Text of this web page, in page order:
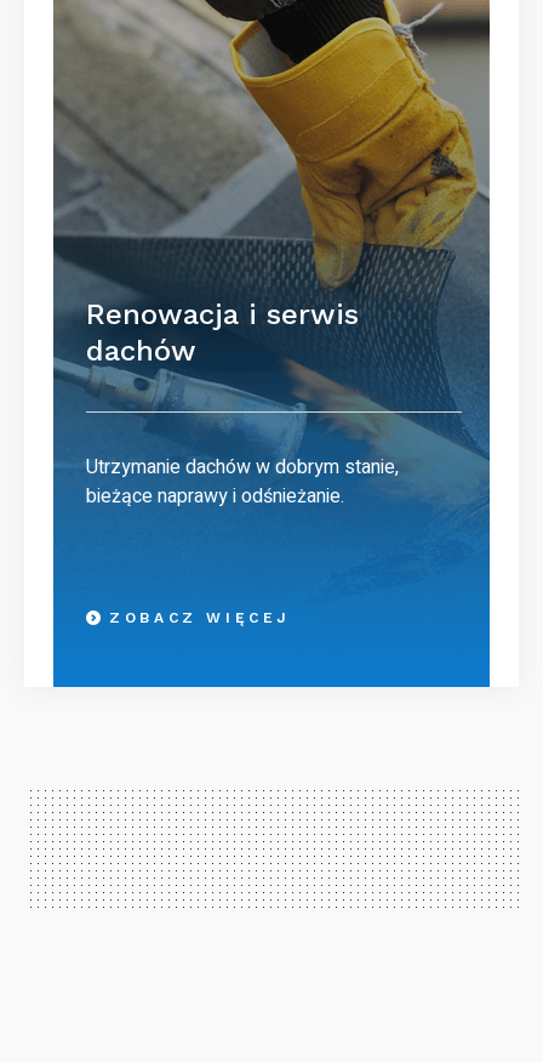
Renowacja i serwis
dachów
Utrzymanie dachów w dobrym stanie,
bieżące naprawy i odśnieżanie.
ZOBACZ WIĘCEJ